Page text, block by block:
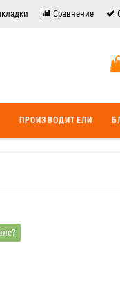
Сравнение
ПРОИЗВОДИТЕЛИ